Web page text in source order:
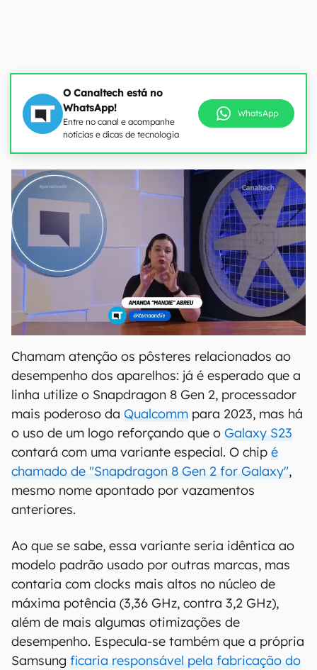
O Canaltech está no
WhatsApp!
Entre no canal e acompanhe
notícias e dicas de tecnologia
WhatsApp
Chamam atenção os pôsteres relacionados ao
desempenho dos aparelhos: já é esperado que a
linha utilize o Snapdragon 8 Gen 2, processador
mais poderoso da Qualcomm para 2023, mas há
o uso de um logo reforçando que o Galaxy S23
contará com uma variante especial. O chip é
chamado de "Snapdragon 8 Gen 2 for Galaxy",
mesmo nome apontado por vazamentos
anteriores.
Ao que se sabe, essa variante seria idêntica ao
modelo padrão usado por outras marcas, mas
contaria com clocks mais altos no núcleo de
máxima potência (3,36 GHz, contra 3,2 GHz),
além de mais algumas otimizações de
desempenho. Especula-se também que a própria
Samsung ficaria responsável pela fabricação do